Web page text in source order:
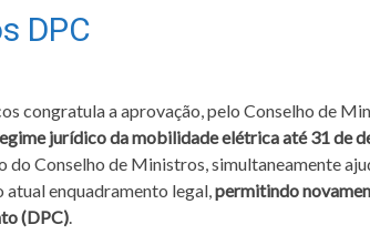
DPC
congratula a aprovação, pelo Conselho de
jurídico da mobilidade elétrica até 31 de
Conselho de Ministros, simultaneamente
enquadramento legal,permitindo
(DPC).